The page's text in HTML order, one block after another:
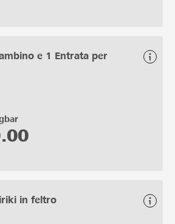
e 1 Entrata per
in feltro